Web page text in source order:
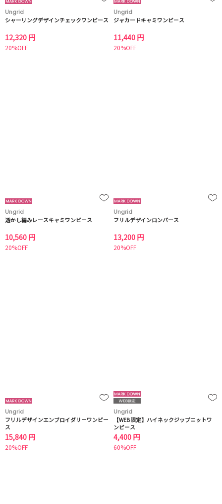
Ungrid
シャーリングデザインチェックワンピース
12,320 円
20%OFF
Ungrid
ジャカードキャミワンピース
11,440 円
20%OFF
Ungrid
透かし編みレースキャミワンピース
10,560 円
20%OFF
Ungrid
フリルデザインロンパース
13,200 円
20%OFF
Ungrid
フリルデザインエンブロイダリーワンピー
ス
15,840 円
20%OFF
Ungrid
【WEB限定】ハイネックジップニットワ
ンピース
4,400 円
60%OFF